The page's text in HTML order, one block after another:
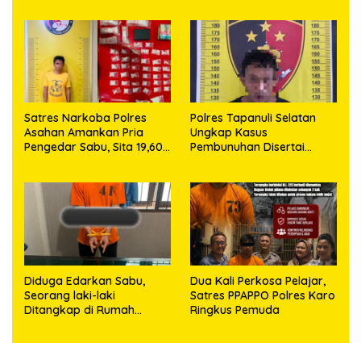
63,67 Gram Sabu
Satres Narkoba Polres
Asahan Amankan Pria
Pengedar Sabu, Sita 19,60
Polres Tapanuli Selatan
Ungkap Kasus
Pembunuhan Disertai
Ditangkap
Diduga Edarkan Sabu,
Seorang laki-laki
Ditangkap di Rumah
Dua Kali Perkosa Pelajar,
Satres PPAPPO Polres Karo
Ringkus Pemuda